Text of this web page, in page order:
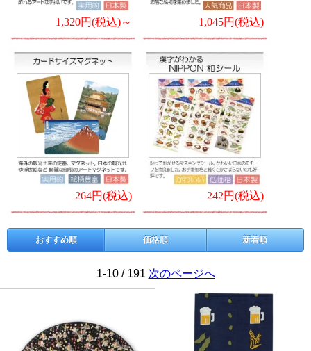
1,320円(税込)～ 1,045円(税込)
264円(税込) 242円(税込)
おすすめ順 価格順 新着順
1-10 / 191 次のページへ